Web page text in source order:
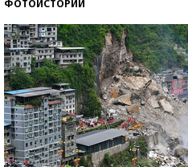
ФОТОИСТОРИИ